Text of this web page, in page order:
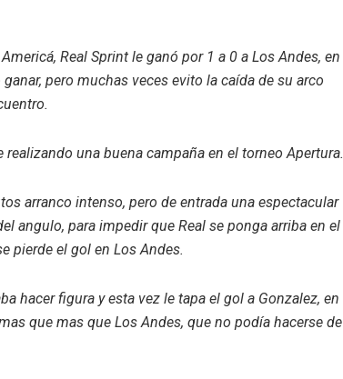
Real Sprint le ganó por 1 a 0 a Los Andes, en
pero muchas veces evito la caída de su arco
una buena campaña en el torneo Apertura.
arranco intenso, pero de entrada una espectacular
angulo, para impedir que Real se ponga arriba en el
pierde el gol en Los Andes.
hacer figura y esta vez le tapa el gol a Gonzalez, en
que mas que Los Andes, que no podía hacerse de